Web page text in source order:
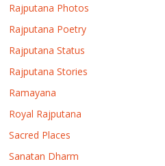
Rajputana Photos
Rajputana Poetry
Rajputana Status
Rajputana Stories
Ramayana
Royal Rajputana
Sacred Places
Sanatan Dharm